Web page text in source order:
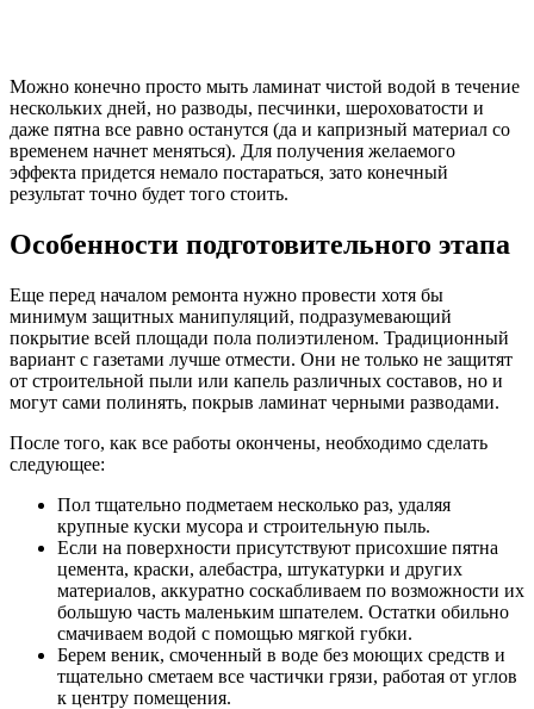
Можно конечно просто мыть ламинат чистой водой в течение
нескольких дней, но разводы, песчинки, шероховатости и
даже пятна все равно останутся (да и капризный материал со
временем начнет меняться). Для получения желаемого
эффекта придется немало постараться, зато конечный
результат точно будет того стоить.
Особенности подготовительного этапа
Еще перед началом ремонта нужно провести хотя бы
минимум защитных манипуляций, подразумевающий
покрытие всей площади пола полиэтиленом. Традиционный
вариант с газетами лучше отмести. Они не только не защитят
от строительной пыли или капель различных составов, но и
могут сами полинять, покрыв ламинат черными разводами.
После того, как все работы окончены, необходимо сделать
следующее:
Пол тщательно подметаем несколько раз, удаляя
крупные куски мусора и строительную пыль.
Если на поверхности присутствуют присохшие пятна
цемента, краски, алебастра, штукатурки и других
материалов, аккуратно соскабливаем по возможности их
большую часть маленьким шпателем. Остатки обильно
смачиваем водой с помощью мягкой губки.
Берем веник, смоченный в воде без моющих средств и
тщательно сметаем все частички грязи, работая от углов
к центру помещения.